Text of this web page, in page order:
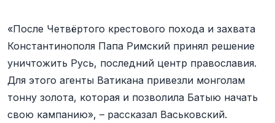
«После Четвёртого крестового похода и захвата
Константинополя Папа Римский принял решение
уничтожить Русь, последний центр православия.
Для этого агенты Ватикана привезли монголам
тонну золота, которая и позволила Батыю начать
свою кампанию», – рассказал Васьковский.